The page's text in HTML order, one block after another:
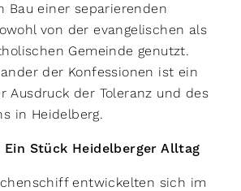
Bau einer separierenden
von der evangelischen als
Gemeinde genutzt.
der Konfessionen ist ein
Ausdruck der Toleranz und des
in Heidelberg.
Ein Stück Heidelberger Alltag
entwickelten sich im